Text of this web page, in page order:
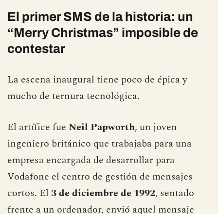
El primer SMS de la historia: un
contestar
mucho de ternura tecnológica.
El artífice fueNeil Papworth, un joven
ingeniero británico que trabajaba para una
empresa encargada de desarrollar para
Vodafone el centro de gestión de mensajes